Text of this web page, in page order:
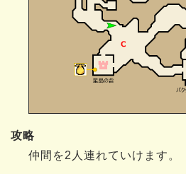
攻略
仲間を2人連れていけます。